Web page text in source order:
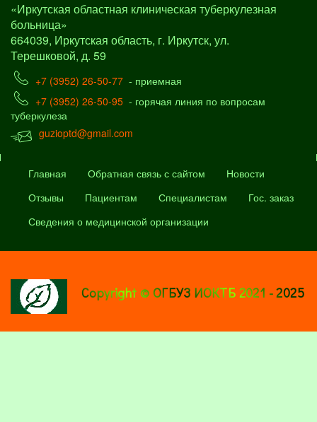
«Иркутская областная клиническая туберкулезная
больница»
664039, Иркутская область, г. Иркутск, ул.
Терешковой, д. 59
+7 (3952) 26-50-77 - приемная
+7 (3952) 26-50-95 - горячая линия по вопросам
туберкулеза
guzioptd@gmail.com
Главная Обратная связь с сайтом
Новости
Отзывы
Пациентам Специалистам
Гос. заказ
Сведения о медицинской организации
Copyright © ОГБУЗ ИОКТБ 2021 - 2025